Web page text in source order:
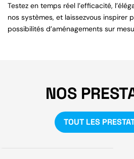
Testez en temps réel l’efficacité,
nos systèmes, et laissezvous inspirer
possibilités d’aménagements sur
NOS
TOUT LES